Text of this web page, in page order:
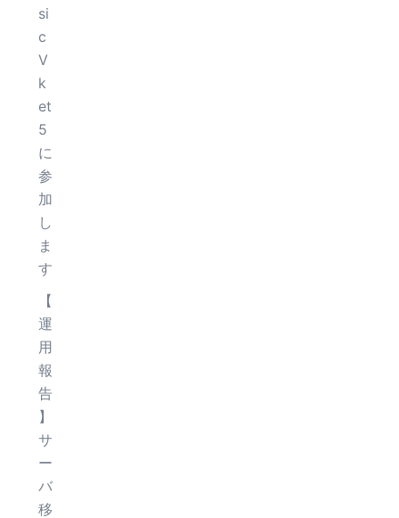
si
c
V
k
et
5
に
参
加
し
ま
す
【
運
用
報
告
】
サ
ー
バ
移